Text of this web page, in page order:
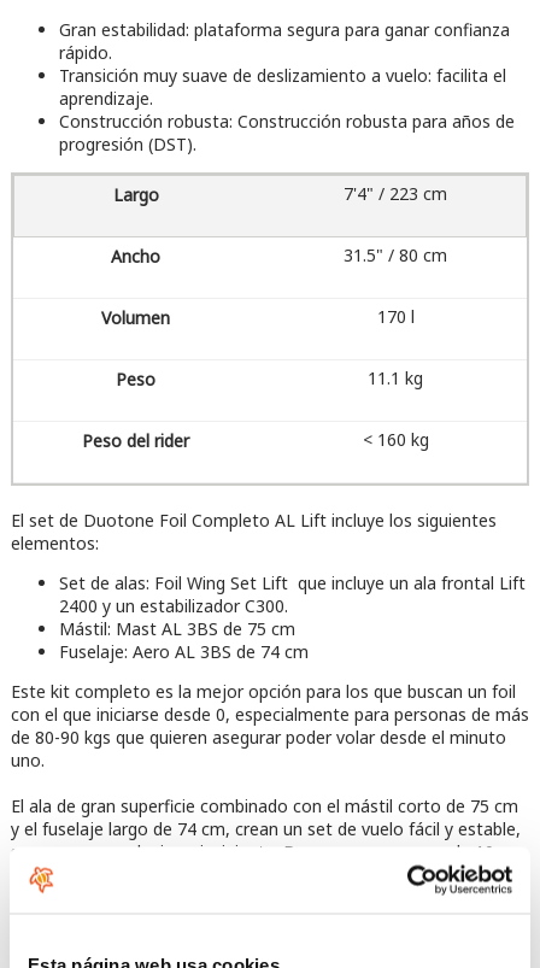
Gran estabilidad: plataforma segura para ganar confianza
rápido.
Transición muy suave de deslizamiento a vuelo: facilita el
aprendizaje.
Construcción robusta: Construcción robusta para años de
progresión (DST).
7'4" / 223 cm
31.5" / 80 cm
170 l
11.1 kg
< 160 kg
El set de Duotone Foil Completo AL Lift incluye los siguientes
elementos:
Set de alas: Foil Wing Set Lift que incluye un ala frontal Lift
2400 y un estabilizador C300.
Mástil: Mast AL 3BS de 75 cm
Fuselaje: Aero AL 3BS de 74 cm
Este kit completo es la mejor opción para los que buscan un foil
con el que iniciarse desde 0, especialmente para personas de más
de 80-90 kgs que quieren asegurar poder volar desde el minuto
uno.
El ala de gran superficie combinado con el mástil corto de 75 cm
y el fuselaje largo de 74 cm, crean un set de vuelo fácil y estable,
seguro para cualquier principiante. Despega con menos de 10
nudos de viento, vuela fácilmente incluso en zonas con 5 o 6
nudos de viento. Despegues fáciles y vuelos estables son las